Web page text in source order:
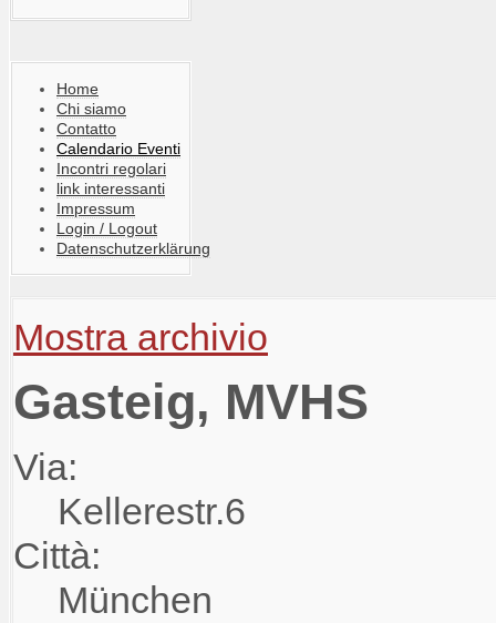
Home
Chi siamo
Contatto
Calendario Eventi
Incontri regolari
link interessanti
Impressum
Login / Logout
Datenschutzerklärung
Mostra archivio
Gasteig, MVHS
Via:
Kellerestr.6
Città:
München